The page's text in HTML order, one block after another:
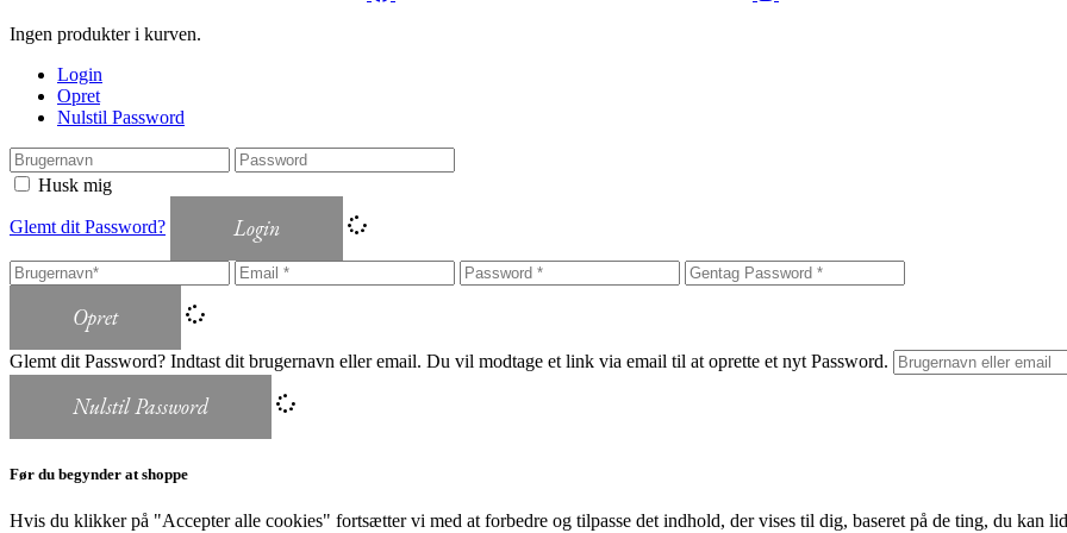
Ingen produkter i kurven.
Login
Opret
Nulstil Password
Husk mig
Glemt dit Password? Login
Opret
Glemt dit Password? Indtast dit brugernavn eller email. Du vil modtage et link via email til at oprette et nyt Password.
Nulstil Password
Før du begynder at shoppe
Hvis du klikker på "Accepter alle cookies" fortsætter vi med at forbedre og tilpasse det indhold, der vises til dig, baseret på de ting, du kan